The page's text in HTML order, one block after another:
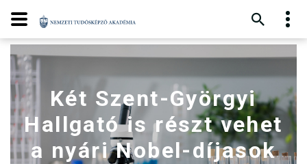
Két Szent-Györgyi
Hallgató is részt vehet
a nyári Nobel-díjasok